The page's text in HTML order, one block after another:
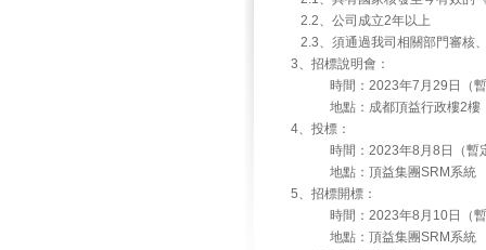
2.2、公司成立2年以上
2.3、須通過我司相關部門審核
3、招標說明會：
時間：2023年7月29日（暫
地點：成都頂益行政樓2樓
4、投標：
時間：2023年8月8日（暫
地點：頂益集團SRM系統
5、招標開標：
時間：2023年8月10日（暫
地點：頂益集團SRM系統